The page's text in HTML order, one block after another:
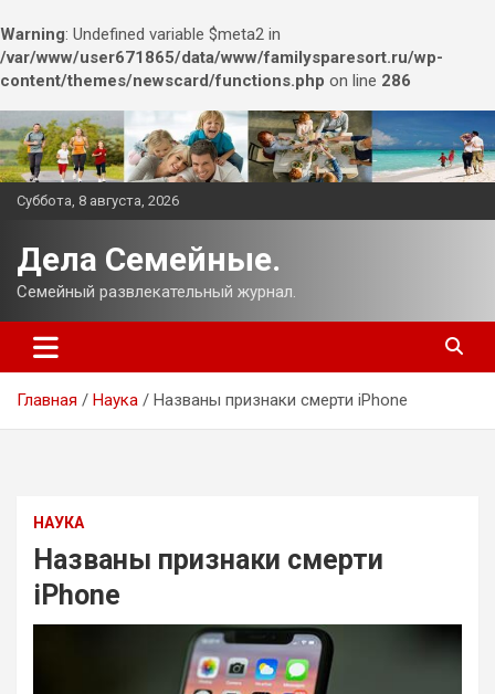
Warning: Undefined variable $meta2 in
/var/www/user671865/data/www/familysparesort.ru/wp-
content/themes/newscard/functions.php on line 286
Перейти
к
содержимому
Суббота, 8 августа, 2026
Дела Семейные.
Семейный развлекательный журнал.
Главная Наука Названы признаки смерти iPhone
НАУКА
Названы признаки смерти
iPhone